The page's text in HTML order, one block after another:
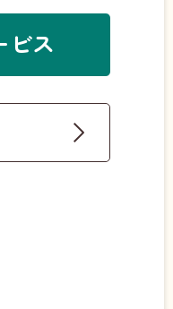
ビス